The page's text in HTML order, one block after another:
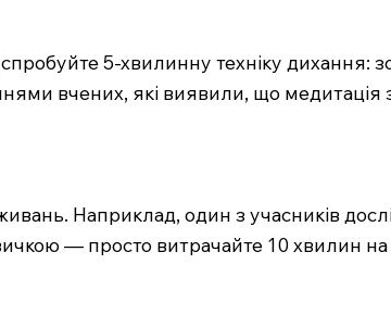
5-хвилинну техніку дихання:
вчених, які виявили, що медитація
Наприклад, один з учасників
— просто витрачайте 10 хвилин на